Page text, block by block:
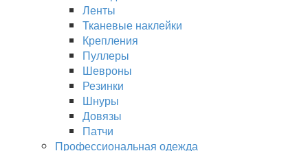
Ленты
Тканевые наклейки
Крепления
Пуллеры
Шевроны
Резинки
Шнуры
Довязы
Патчи
Профессиональная одежда